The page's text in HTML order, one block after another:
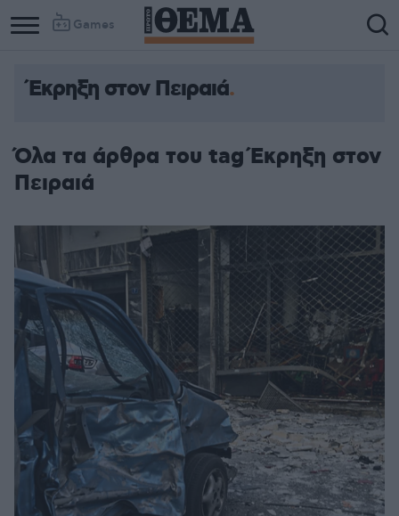
Games
Έκρηξη στον Πειραιά
Όλα τα άρθρα του tag Έκρηξη στον
Πειραιά